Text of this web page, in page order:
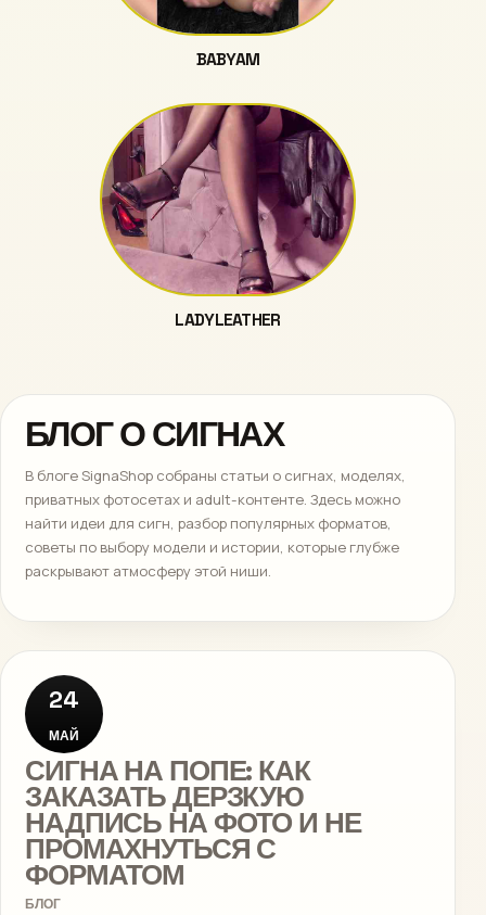
BABYAM
LADYLEATHER
БЛОГ О СИГНАХ
В блоге SignaShop собраны статьи о сигнах, моделях,
приватных фотосетах и adult-контенте. Здесь можно
найти идеи для сигн, разбор популярных форматов,
советы по выбору модели и истории, которые глубже
раскрывают атмосферу этой ниши.
24
МАЙ
СИГНА НА ПОПЕ: КАК
ЗАКАЗАТЬ ДЕРЗКУЮ
НАДПИСЬ НА ФОТО И НЕ
ПРОМАХНУТЬСЯ С
ФОРМАТОМ
БЛОГ